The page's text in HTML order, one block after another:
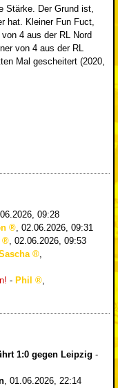
Stärke. Der Grund ist,
hat. Kleiner Fun Fuct,
4 aus der RL Nord
von 4 aus der RL
Mal gescheitert (2020,
09:28
02.06.2026, 09:31
02.06.2026, 09:53
- Phil
1:0 gegen Leipzig -
, 01.06.2026, 22:14